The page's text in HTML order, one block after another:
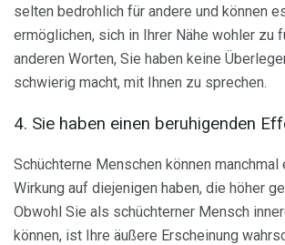
selten bedrohlich für andere und können
ermöglichen, sich in Ihrer Nähe wohler zu
anderen Worten, Sie haben keine
schwierig macht, mit Ihnen zu sprechen.
4. Sie haben einen beruhigenden
Schüchterne Menschen können manchmal
Wirkung auf diejenigen haben, die höher
Obwohl Sie als schüchterner Mensch
können, ist Ihre äußere Erscheinung